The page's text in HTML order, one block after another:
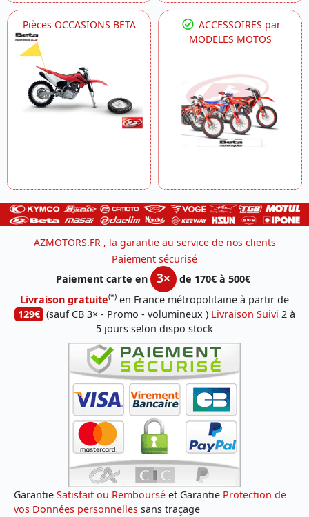
Pièces OCCASIONS BETA
ACCESSOIRES par
MODELES MOTOS
AZMOTORS.FR , la garantie au service de nos clients
Paiement sécurisé
Paiement carte en
3×
de 170€ à 500€
Livraison gratuite(*) en France métropolitaine à partir de
129€ (sauf CB 3× - Promo - volumineux ) Livraison Suivi 2 à
5 jours selon dispo stock
Garantie Satisfait ou Remboursé et Garantie Protection de
vos Données personnelles sans traçage